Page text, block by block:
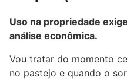
Uso na propriedade
análise econômica.
Vou tratar do momento
no pastejo e quando o